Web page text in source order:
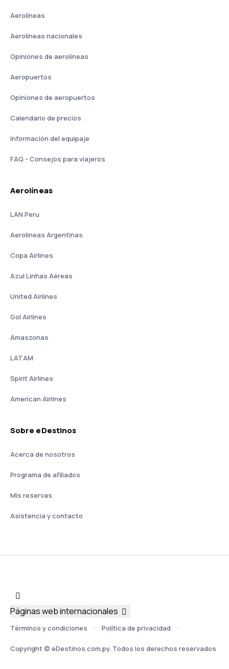
Aerolíneas
Aerolíneas nacionales
Opiniones de aerolíneas
Aeropuertos
Opiniones de aeropuertos
Calendario de precios
Información del equipaje
FAQ - Consejos para viajeros
Aerolíneas
LAN Peru
Aerolineas Argentinas
Copa Airlines
Azul Linhas Aéreas
United Airlines
Gol Airlines
Amaszonas
LATAM
Spirit Airlines
American Airlines
Sobre eDestinos
Acerca de nosotros
Programa de afiliados
Mis reservas
Asistencia y contacto
Términos y condiciones Política de privacidad
Copyright © eDestinos.com.py. Todos los derechos reservados
Páginas web internacionales